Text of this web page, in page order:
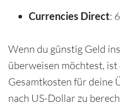
Currencies Direct:
Wenn du günstig Geld
überweisen möchtest,
Gesamtkosten für deine
nach US-Dollar zu